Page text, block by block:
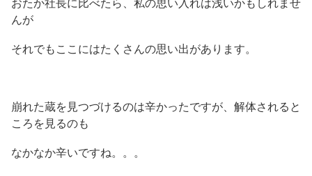
おたか社長に比べたら、私の思い入れは浅いかもしれませ
んが
それでもここにはたくさんの思い出があります。
崩れた蔵を見つづけるのは辛かったですが、解体されると
ころを見るのも
なかなか辛いですね。。。